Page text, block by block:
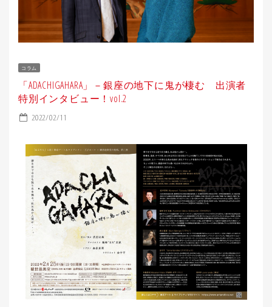
コラム
「ADACHIGAHARA」－銀座の地下に鬼が棲む 出演者
特別インタビュー！vol.2
2022/02/11